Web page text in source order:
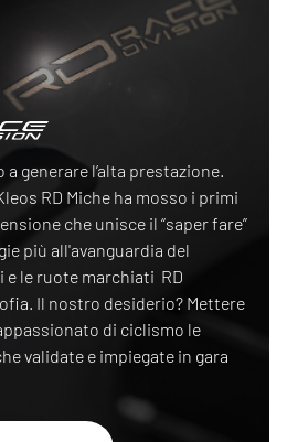
generare l’alta prestazione.
RD Miche ha mosso i primi
che unisce il “saper fare”
più all'avanguardia del
le ruote marchiati RD
Il nostro desiderio? Mettere
di ciclismo le
validate e impiegate in gara